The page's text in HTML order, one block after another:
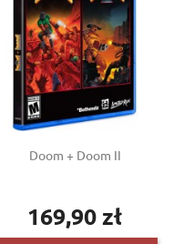
Doom + Doom II
Cena
169,90 zł